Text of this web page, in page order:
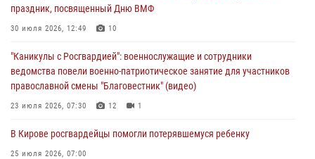
В Кирове росгвардейцы задержали подозреваемого в краже из
магазина
праздник, посвященный Дню ВМФ
30 июля 2026, 12:49 10
"Каникулы с Росгвардией": военнослужащие и сотрудники
ведомства повели военно-патриотическое занятие для участников
православной смены "Благовестник" (видео)
23 июля 2026, 07:30 12 1
В Кирове росгвардейцы помогли потерявшемуся ребенку
25 июля 2026, 07:00